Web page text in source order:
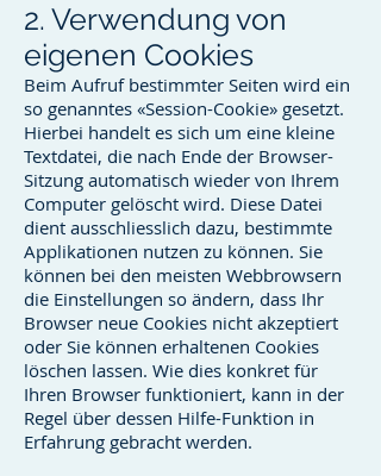
2. Verwendung von
eigenen Cookies
Beim Aufruf bestimmter Seiten wird ein
so genanntes «Session-Cookie» gesetzt.
Hierbei handelt es sich um eine kleine
Textdatei, die nach Ende der Browser-
Sitzung automatisch wieder von Ihrem
Computer gelöscht wird. Diese Datei
dient ausschliesslich dazu, bestimmte
Applikationen nutzen zu können. Sie
können bei den meisten Webbrowsern
die Einstellungen so ändern, dass Ihr
Browser neue Cookies nicht akzeptiert
oder Sie können erhaltenen Cookies
löschen lassen. Wie dies konkret für
Ihren Browser funktioniert, kann in der
Regel über dessen Hilfe-Funktion in
Erfahrung gebracht werden.